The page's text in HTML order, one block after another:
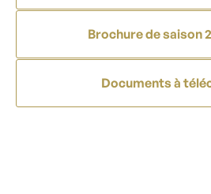
Brochure de saison
Documents à